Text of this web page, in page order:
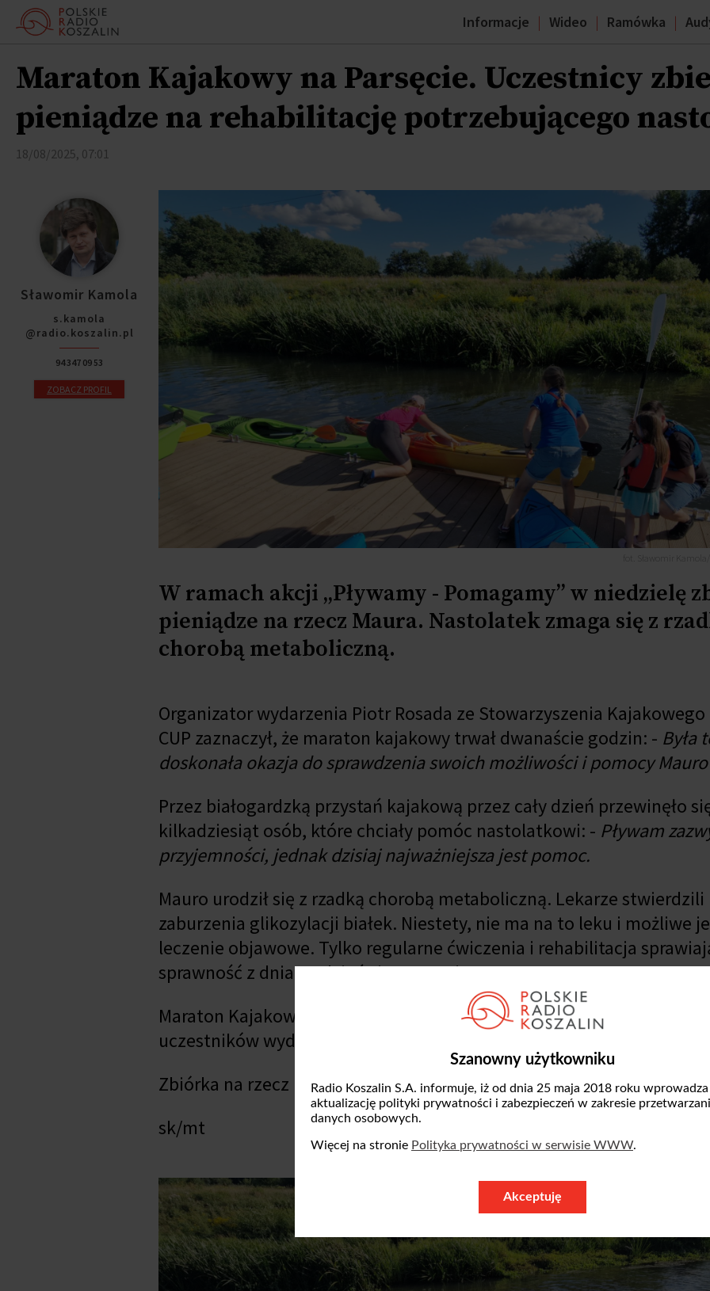
Szanowny użytkowniku
Radio Koszalin S.A. informuje, iż od dnia 25 maja 2018 roku wprowadza
aktualizację polityki prywatności i zabezpieczeń w zakresie
danych osobowych.
Więcej na stronie Polityka prywatności w serwisie WWW.
Akceptuję
Informacje Wideo Ramówka
Maraton Kajakowy na Parsęcie. Uczestnicy
pieniądze na rehabilitację potrzebującego
18/08/2025, 07:01
Sławomir Kamola
s.kamola
@radio.koszalin.pl
94 347 09 53
ZOBACZ PROFIL
W ramach akcji „Pływamy - Pomagamy” w niedzielę
pieniądze na rzecz Maura. Nastolatek zmaga się z
chorobą metaboliczną.
Organizator wydarzenia Piotr Rosada ze Stowarzyszenia Kajakowego
CUP zaznaczył, że maraton kajakowy trwał dwanaście godzin: - Była
doskonała okazja do sprawdzenia swoich możliwości i pomocy
Przez białogardzką przystań kajakową przez cały dzień przewinęło
kilkadziesiąt osób, które chciały pomóc nastolatkowi: - Pływam
przyjemności, jednak dzisiaj najważniejsza jest pomoc.
Mauro urodził się z rzadką chorobą metaboliczną. Lekarze
zaburzenia glikozylacji białek. Niestety, nie ma na to leku i możliwe
leczenie objawowe. Tylko regularne ćwiczenia i rehabilitacja
sprawność z dnia na dzień się poprawia.
Maraton Kajakowy wspierał Powiat Białogardzki. Po zakończeniu
uczestników wydarzenia rozlosowano nagrody.
Zbiórka na rzecz Maura jest prowadzona naportalu Siepomaga.
sk/mt